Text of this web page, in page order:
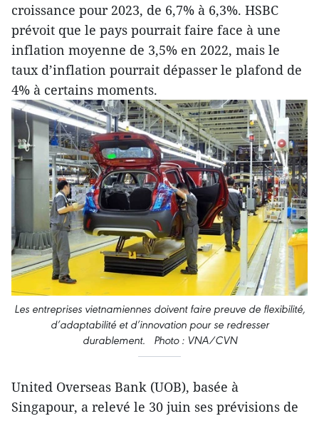
croissance pour 2023, de 6,7% à 6,3%. HSBC
prévoit que le pays pourrait faire face à une
inflation moyenne de 3,5% en 2022, mais le
taux d’inflation pourrait dépasser le plafond de
4% à certains moments.
Les entreprises vietnamiennes doivent faire preuve de flexibilité,
d’adaptabilité et d’innovation pour se redresser
durablement.
Photo : VNA/CVN
United Overseas Bank (UOB), basée à
Singapour, a relevé le 30 juin ses prévisions de